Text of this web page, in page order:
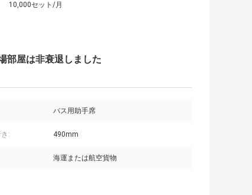
10,000セット/月
部屋は非衰退しました
バス用助手席
: 490mm
海運または航空貨物